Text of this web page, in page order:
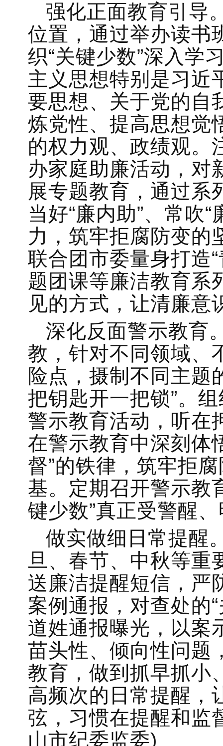
强化正面教育引导
位置，通过举办读书
织“关键少数”深入学
主义思想特别是习近
要思想、关于党的自
炼党性、提高思想觉
的权力观、政绩观。
办家庭助廉活动，对
展专题教育，通过系
当好“廉内助”、常吹
力，筑牢拒腐防变的
联合团市委量身打造
题团课等廉洁教育系
见的方式，让清廉意
深化反面警示教育
教，针对不同领域、
险点，摄制不同主题
把钥匙开一把锁”。
警示教育活动，听在
在警示教育中深刻体
督”的铁律，筑牢拒
基。定期召开警示教
键少数”真正受警醒
做实做细日常提醒
旦、春节、中秋等重
送廉洁提醒短信，严
案例通报，对查处的
道姓通报曝光，以案
苗头性、倾向性问题
教育，做到抓早抓小
高频次的日常提醒，
弦，习惯在提醒和监
山市纪委监委)